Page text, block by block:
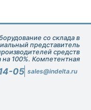
со склада в
представитель
средств
100%. Компетентная
оборудования.
05 sales@indelta.ru